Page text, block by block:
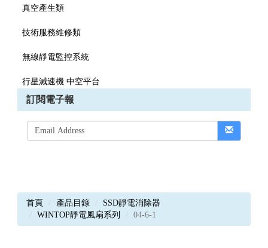
真空產生類
技術服務維修類
無線靜電監控系統
行星減速機 中空平台
訂閱電子報
首頁 產品目錄
SSD靜電消除器
WINTOP靜電風扇系列
04-6-1